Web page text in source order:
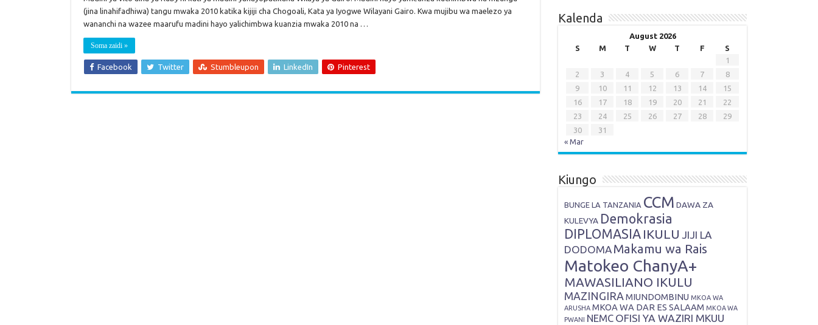
(jina linahifadhiwa) tangu mwaka 2010 katika kijiji cha Chogoali, Kata ya Iyogwe Wilayani Gairo. Kwa mujibu wa maelezo ya
wananchi na wazee maarufu madini hayo yalichimbwa kuanzia mwaka 2010 na …
Soma zaidi »
Facebook Twitter Stumbleupon LinkedIn Pinterest
Kalenda
August 2026
S
M T W T F
S
1
2
3 4 5 6 7
8
9
10 11 12 13 14
15
16
17 18 19 20 21
22
23
24 25 26 27 28
29
30
31
« Mar
Kiungo
BUNGE LA TANZANIA CCM DAWA ZA
KULEVYA Demokrasia
DIPLOMASIA IKULU JIJI LA
DODOMA Makamu wa Rais
Matokeo ChanyA+
MAWASILIANO IKULU
MAZINGIRAMIUNDOMBINU MKOA WA
ARUSHA MKOA WA DAR ES SALAAM MKOA WA
PWANI NEMC OFISI YA WAZIRI MKUU